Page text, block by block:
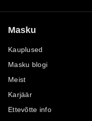
Masku
Kauplused
Masku blogi
Meist
Karjäär
Ettevõtte info